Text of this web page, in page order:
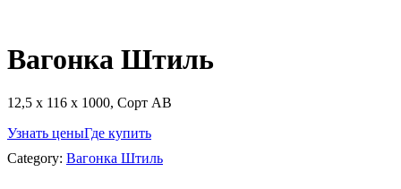
Вагонка Штиль
12,5 х 116 х 1000, Сорт АВ
Узнать ценыГде купить
Category: Вагонка Штиль